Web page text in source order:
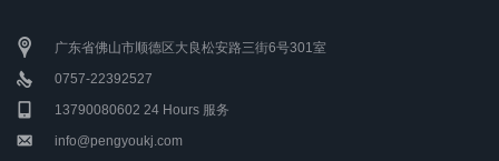
广东省佛山市顺德区大良松安路三街6号301室
0757-22392527
13790080602 24 Hours 服务
info@pengyoukj.com